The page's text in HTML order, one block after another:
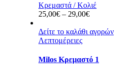
Κρεμαστά / Κολιέ
25,00€ – 29,00€Price
25,00€
Δείτε το καλάθι αγορών
Λεπτομέρειες
Milos Κρεμαστό 1